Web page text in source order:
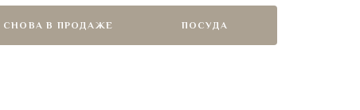
СНОВА В ПРОДАЖЕ ПОСУДА